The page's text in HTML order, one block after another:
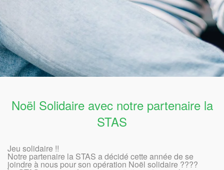
Noël Solidaire avec notre partenaire la
STAS
Jeu solidaire !!
Notre partenaire la STAS a décidé cette année de se
joindre à nous pour son opération Noël solidaire ????